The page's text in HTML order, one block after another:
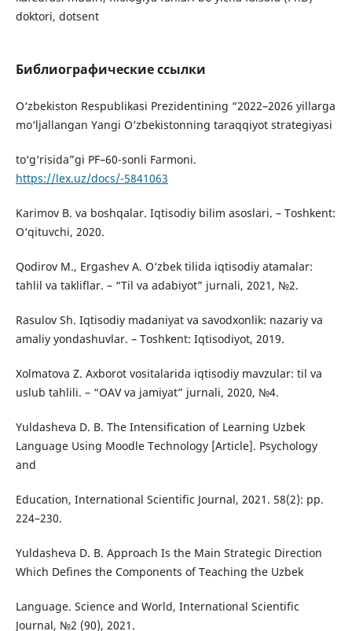
doktori, dotsent
Библиографические ссылки
O‘zbekiston Respublikasi Prezidentining “2022–2026 yillarga
mo‘ljallangan Yangi O‘zbekistonning taraqqiyot strategiyasi
to‘g‘risida”gi PF–60-sonli Farmoni.
https://lex.uz/docs/-5841063
Karimov B. va boshqalar. Iqtisodiy bilim asoslari. – Toshkent:
O‘qituvchi, 2020.
Qodirov M., Ergashev A. O‘zbek tilida iqtisodiy atamalar:
tahlil va takliflar. – “Til va adabiyot” jurnali, 2021, №2.
Rasulov Sh. Iqtisodiy madaniyat va savodxonlik: nazariy va
amaliy yondashuvlar. – Toshkent: Iqtisodiyot, 2019.
Xolmatova Z. Axborot vositalarida iqtisodiy mavzular: til va
uslub tahlili. – “OAV va jamiyat” jurnali, 2020, №4.
Yuldasheva D. B. The Intensification of Learning Uzbek
Language Using Moodle Technology [Article]. Psychology
and
Education, International Scientific Journal, 2021. 58(2): pp.
224–230.
Yuldasheva D. B. Approach Is the Main Strategic Direction
Which Defines the Components of Teaching the Uzbek
Language. Science and World, International Scientific
Journal, №2 (90), 2021.